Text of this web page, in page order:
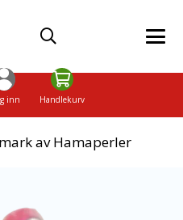
inn Handlekurv
av Hamaperler